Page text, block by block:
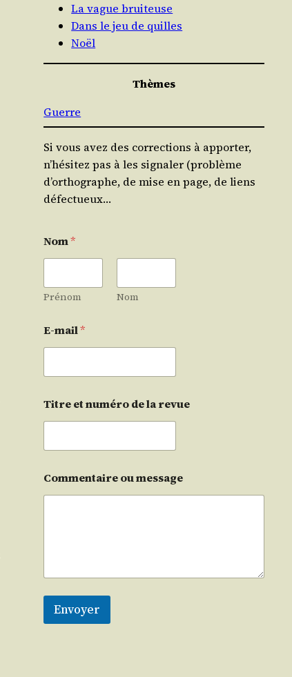
La vague bruiteuse
Dans le jeu de quilles
Noël
Thèmes
Guerre
Si vous avez des corrections à apporter,
n’hésitez pas à les signaler (problème
d’orthographe, de mise en page, de liens
défectueux…
Nom*
Prénom Nom
E-mail*
Titre et numéro de la revue
Commentaire ou message
Envoyer